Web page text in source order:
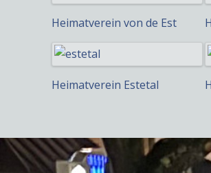
Heimatverein von de Est
Heimatverein Estetal